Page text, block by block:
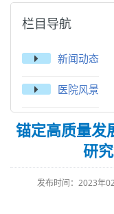
栏目导航
新闻动态
医院风景
锚定高质量
研
发布时间：2023年